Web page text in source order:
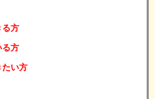
る方
る方
たい方